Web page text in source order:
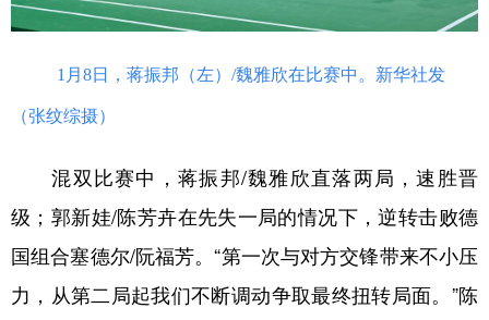
地方频道
北京
山东 河南 湖北 湖南
广东 广西 海南 重庆
1月8日，蒋振邦（左）/魏雅欣在比赛中。新华社发
（张纹综摄）
混双比赛中，蒋振邦/魏雅欣直落两局，速胜晋
级；郭新娃/陈芳卉在先失一局的情况下，逆转击败德
国组合塞德尔/阮福芳。“第一次与对方交锋带来不小压
力，从第二局起我们不断调动争取最终扭转局面。”陈